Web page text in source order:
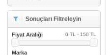
Sonuçları Filtreleyin
Fiyat Aralığı 0 TL - 150 TL
Marka